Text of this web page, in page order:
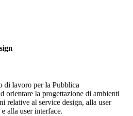
di lavoro per la Pubblica
orientare la progettazione di ambienti
relative al service design, alla user
alla user interface.